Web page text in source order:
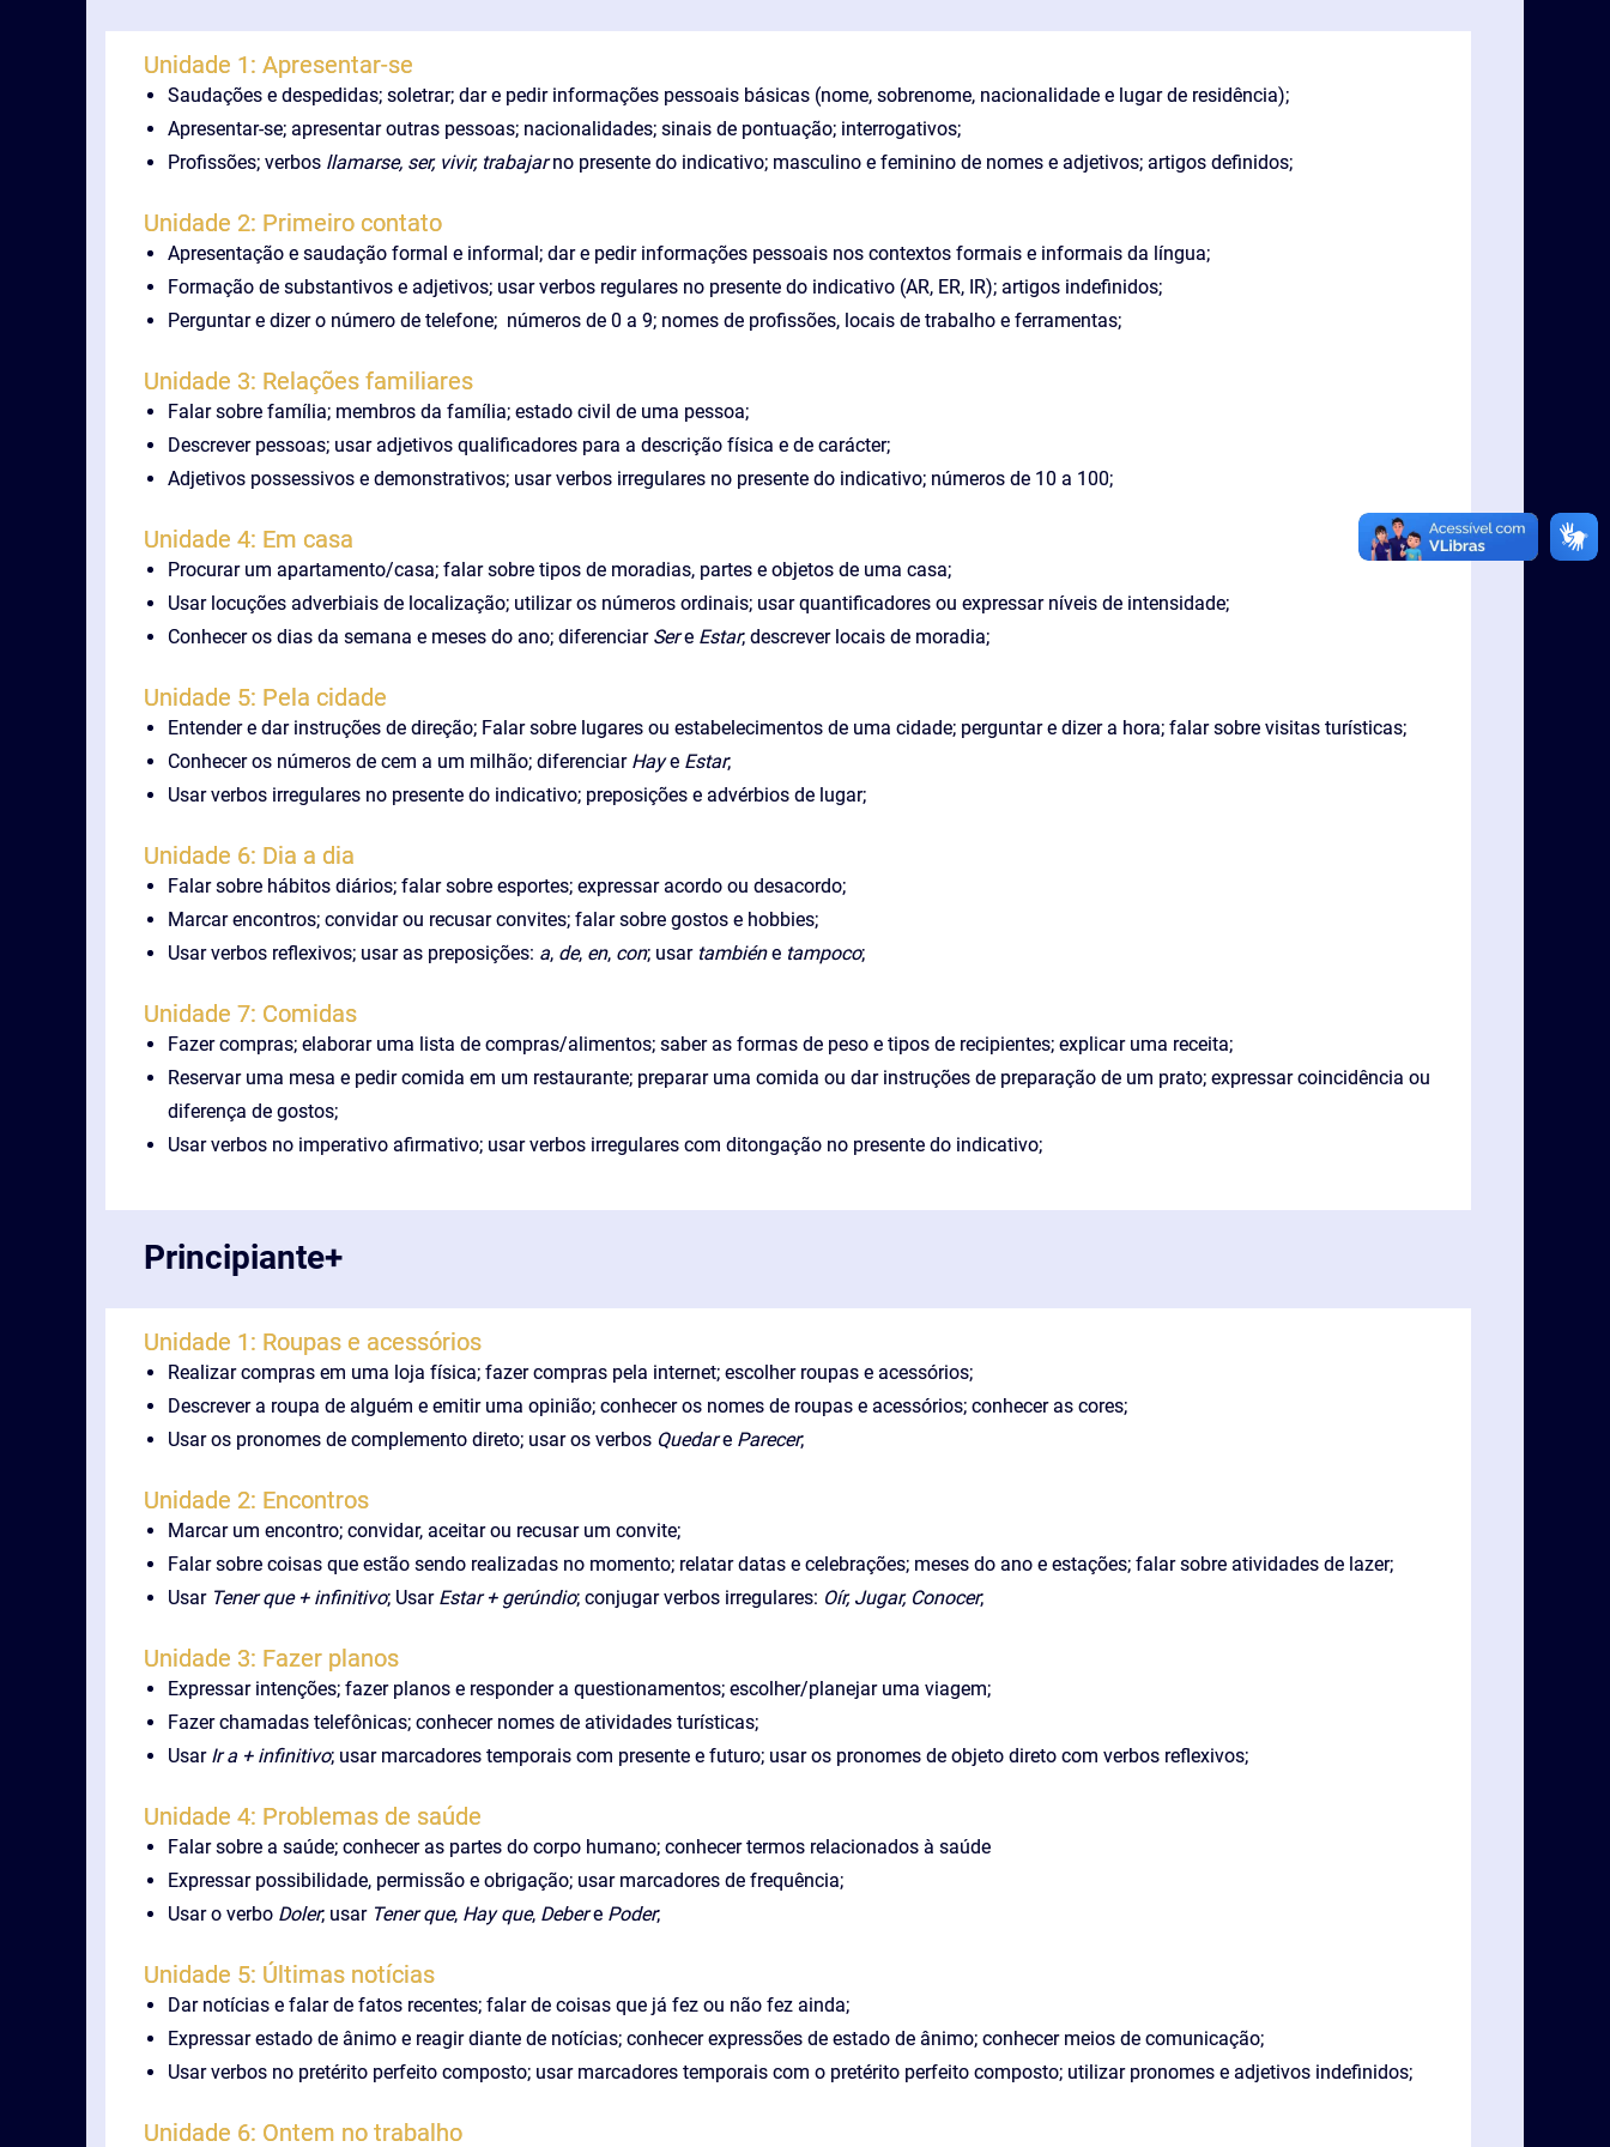
Unidade 1: Apresentar-se
Saudações e despedidas; soletrar; dar e pedir informações pessoais básicas (nome, sobrenome, nacionalidade e lugar de residência);
Apresentar-se; apresentar outras pessoas; nacionalidades; sinais de pontuação; interrogativos;
Profissões; verbos llamarse, ser, vivir, trabajarno presente do indicativo; masculino e feminino de nomes e adjetivos; artigos definidos;
Unidade 2: Primeiro contato
Apresentação e saudação formal e informal; dar e pedir informações pessoais nos contextos formais e informais da língua;
Formação de substantivos e adjetivos; usar verbos regulares no presente do indicativo (AR, ER, IR); artigos indefinidos;
Perguntar e dizer o número de telefone; números de 0 a 9; nomes de profissões, locais de trabalho e ferramentas;
Unidade 3: Relações familiares
Falar sobre família; membros da família; estado civil de uma pessoa;
Descrever pessoas; usar adjetivos qualificadores para a descrição física e de carácter;
Adjetivos possessivos e demonstrativos; usar verbos irregulares no presente do indicativo; números de 10 a 100;
Unidade 4: Em casa
Procurar um apartamento/casa; falar sobre tipos de moradias, partes e objetos de uma casa;
Usar locuções adverbiais de localização; utilizar os números ordinais; usar quantificadores ou expressar níveis de intensidade;
Conhecer os dias da semana e meses do ano; diferenciar Sere Estar; descrever locais de moradia;
Unidade 5: Pela cidade
Entender e dar instruções de direção; Falar sobre lugares ou estabelecimentos de uma cidade; perguntar e dizer a hora; falar sobre visitas turísticas;
Conhecer os números de cem a um milhão; diferenciar Haye Estar;
Usar verbos irregulares no presente do indicativo; preposições e advérbios de lugar;
Unidade 6: Dia a dia
Falar sobre hábitos diários; falar sobre esportes; expressar acordo ou desacordo;
Marcar encontros; convidar ou recusar convites; falar sobre gostos e hobbies;
Usar verbos reflexivos; usar as preposições: a, de, en, con; usar tambiéne tampoco;
Unidade 7: Comidas
Fazer compras; elaborar uma lista de compras/alimentos; saber as formas de peso e tipos de recipientes; explicar uma receita;
Reservar uma mesa e pedir comida em um restaurante; preparar uma comida ou dar instruções de preparação de um prato; expressar coincidência ou
diferença de gostos;
Usar verbos no imperativo afirmativo; usar verbos irregulares com ditongação no presente do indicativo;
Principiante+
Unidade 1: Roupas e acessórios
Realizar compras em uma loja física; fazer compras pela internet; escolher roupas e acessórios;
Descrever a roupa de alguém e emitir uma opinião; conhecer os nomes de roupas e acessórios; conhecer as cores;
Usar os pronomes de complemento direto; usar os verbos Quedare Parecer;
Unidade 2: Encontros
Marcar um encontro; convidar, aceitar ou recusar um convite;
Falar sobre coisas que estão sendo realizadas no momento; relatar datas e celebrações; meses do ano e estações; falar sobre atividades de lazer;
Usar Tener que + infinitivo; Usar Estar + gerúndio; conjugar verbos irregulares: Oír, Jugar, Conocer;
Unidade 3: Fazer planos
Expressar intenções; fazer planos e responder a questionamentos; escolher/planejar uma viagem;
Fazer chamadas telefônicas; conhecer nomes de atividades turísticas;
Usar Ir a + infinitivo; usar marcadores temporais com presente e futuro; usar os pronomes de objeto direto com verbos reflexivos;
Unidade 4: Problemas de saúde
Falar sobre a saúde; conhecer as partes do corpo humano; conhecer termos relacionados à saúde
Expressar possibilidade, permissão e obrigação; usar marcadores de frequência;
Usar o verbo Doler; usar Tener que, Hay que, Debere Poder;
Unidade 5: Últimas notícias
Dar notícias e falar de fatos recentes; falar de coisas que já fez ou não fez ainda;
Expressar estado de ânimo e reagir diante de notícias; conhecer expressões de estado de ânimo; conhecer meios de comunicação;
Usar verbos no pretérito perfeito composto; usar marcadores temporais com o pretérito perfeito composto; utilizar pronomes e adjetivos indefinidos;
Unidade 6: Ontem no trabalho